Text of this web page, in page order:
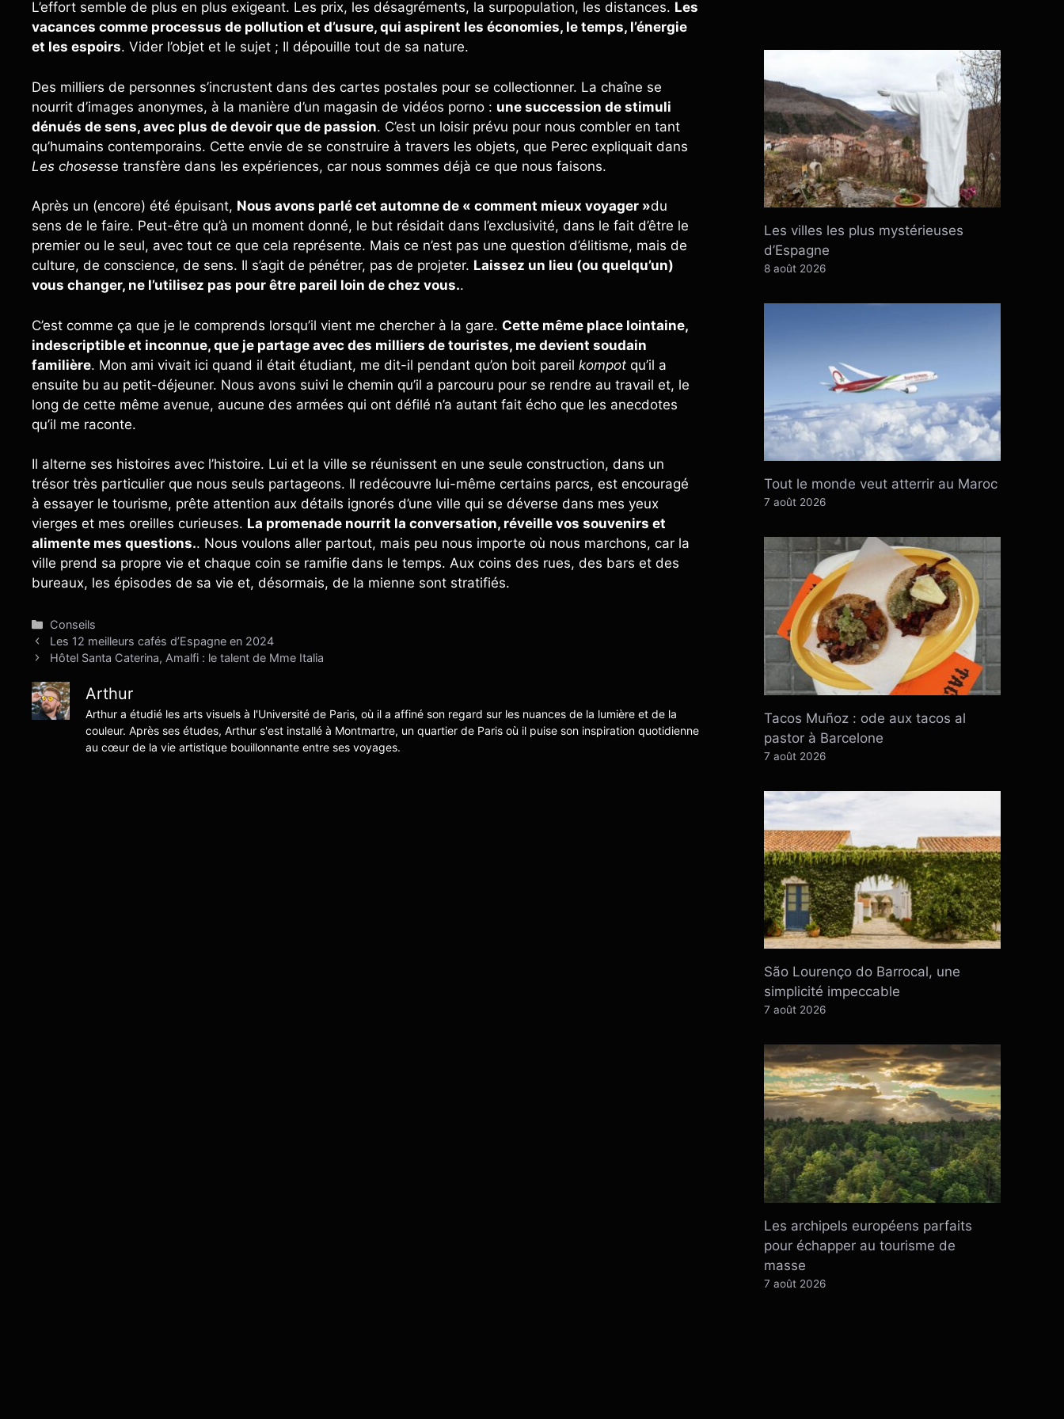
L’effort semble de plus en plus exigeant. Les prix, les désagréments, la surpopulation, les distances. Les
vacances comme processus de pollution et d’usure, qui aspirent les économies, le temps, l’énergie
et les espoirs. Vider l’objet et le sujet ; Il dépouille tout de sa nature.
Des milliers de personnes s’incrustent dans des cartes postales pour se collectionner. La chaîne se
nourrit d’images anonymes, à la manière d’un magasin de vidéos porno : une succession de stimuli
dénués de sens, avec plus de devoir que de passion. C’est un loisir prévu pour nous combler en tant
qu’humains contemporains. Cette envie de se construire à travers les objets, que Perec expliquait dans
Les chosesse transfère dans les expériences, car nous sommes déjà ce que nous faisons.
Après un (encore) été épuisant, Nous avons parlé cet automne de « comment mieux voyager »du
sens de le faire. Peut-être qu’à un moment donné, le but résidait dans l’exclusivité, dans le fait d’être le
premier ou le seul, avec tout ce que cela représente. Mais ce n’est pas une question d’élitisme, mais de
culture, de conscience, de sens. Il s’agit de pénétrer, pas de projeter. Laissez un lieu (ou quelqu’un)
vous changer, ne l’utilisez pas pour être pareil loin de chez vous..
C’est comme ça que je le comprends lorsqu’il vient me chercher à la gare. Cette même place lointaine,
indescriptible et inconnue, que je partage avec des milliers de touristes, me devient soudain
familière. Mon ami vivait ici quand il était étudiant, me dit-il pendant qu’on boit pareil kompot qu’il a
ensuite bu au petit-déjeuner. Nous avons suivi le chemin qu’il a parcouru pour se rendre au travail et, le
long de cette même avenue, aucune des armées qui ont défilé n’a autant fait écho que les anecdotes
qu’il me raconte.
Il alterne ses histoires avec l’histoire. Lui et la ville se réunissent en une seule construction, dans un
trésor très particulier que nous seuls partageons. Il redécouvre lui-même certains parcs, est encouragé
à essayer le tourisme, prête attention aux détails ignorés d’une ville qui se déverse dans mes yeux
vierges et mes oreilles curieuses. La promenade nourrit la conversation, réveille vos souvenirs et
alimente mes questions.. Nous voulons aller partout, mais peu nous importe où nous marchons, car la
ville prend sa propre vie et chaque coin se ramifie dans le temps. Aux coins des rues, des bars et des
bureaux, les épisodes de sa vie et, désormais, de la mienne sont stratifiés.
Catégories
Conseils
Les 12 meilleurs cafés d’Espagne en 2024
Hôtel Santa Caterina, Amalfi : le talent de Mme Italia
Arthur
Arthur a étudié les arts visuels à l'Université de Paris, où il a affiné son regard sur les nuances de la lumière et de la
couleur. Après ses études, Arthur s'est installé à Montmartre, un quartier de Paris où il puise son inspiration quotidienne
au cœur de la vie artistique bouillonnante entre ses voyages.
Les villes les plus mystérieuses
d’Espagne
8 août 2026
Tout le monde veut atterrir au Maroc
7 août 2026
Tacos Muñoz : ode aux tacos al
pastor à Barcelone
7 août 2026
São Lourenço do Barrocal, une
simplicité impeccable
7 août 2026
Les archipels européens parfaits
pour échapper au tourisme de
masse
7 août 2026